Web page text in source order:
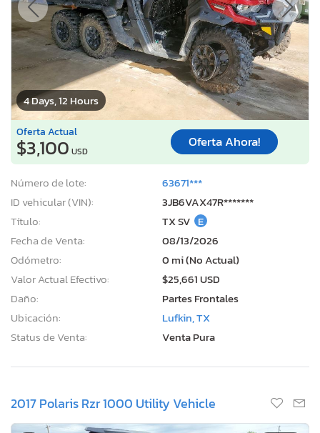
4 Days, 12 Hours
Oferta Actual
$3,100 USD
Oferta Ahora!
Número de lote:
63671***
ID vehicular (VIN):
3JB6VAX47R*******
Título:
TX SV E
Fecha de Venta:
08/13/2026
Odómetro:
0 mi (No Actual)
Valor Actual Efectivo:
$25,661 USD
Daño:
Partes Frontales
Ubicación:
Lufkin, TX
Status de Venta:
Venta Pura
2017 Polaris Rzr 1000 Utility Vehicle